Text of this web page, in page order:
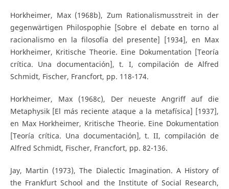
Horkheimer, Max (1968b), Zum Rationalismusstreit in der
gegenwärtigen Philospophie [Sobre el debate en torno al
racionalismo en la filosofía del presente] [1934], en Max
Horkheimer, Kritische Theorie. Eine Dokumentation [Teoría
crítica. Una documentación], t. I, compilación de Alfred
Schmidt, Fischer, Francfort, pp. 118-174.
Horkheimer, Max (1968c), Der neueste Angriff auf die
Metaphysik [El más reciente ataque a la metafísica] [1937],
en Max Horkheimer, Kritische Theorie. Eine Dokumentation
[Teoría crítica. Una documentación], t. II, compilación de
Alfred Schmidt, Fischer, Francfort, pp. 82-136.
Jay, Martin (1973), The Dialectic Imagination. A History of
the Frankfurt School and the Institute of Social Research,